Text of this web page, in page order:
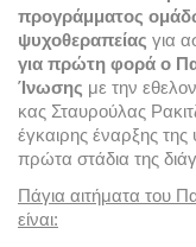
προγράμματος
ψυχοθεραπείας για
για πρώτη φορά ο
Ίνωσης με την
κας Σταυρούλας
έγκαιρης έναρξης
πρώτα στάδια της
Πάγια αιτήματα του
είναι: